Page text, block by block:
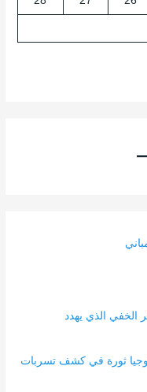
الخفي الذي يهدد
ثورة في كشف تسربات